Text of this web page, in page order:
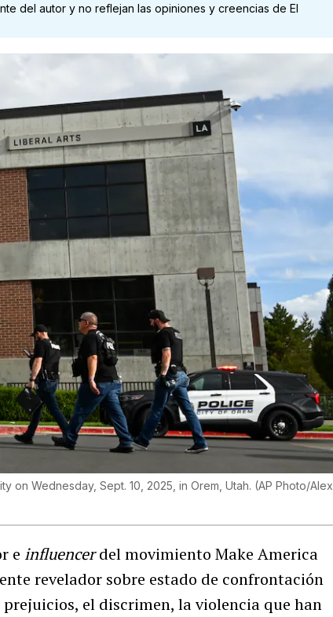
del autor y no reflejan las opiniones y creencias de El
on Wednesday, Sept. 10, 2025, in Orem, Utah. (AP Photo/Alex
e influencerdel movimiento Make America
revelador sobre estado de confrontación
el discrimen, la violencia que han